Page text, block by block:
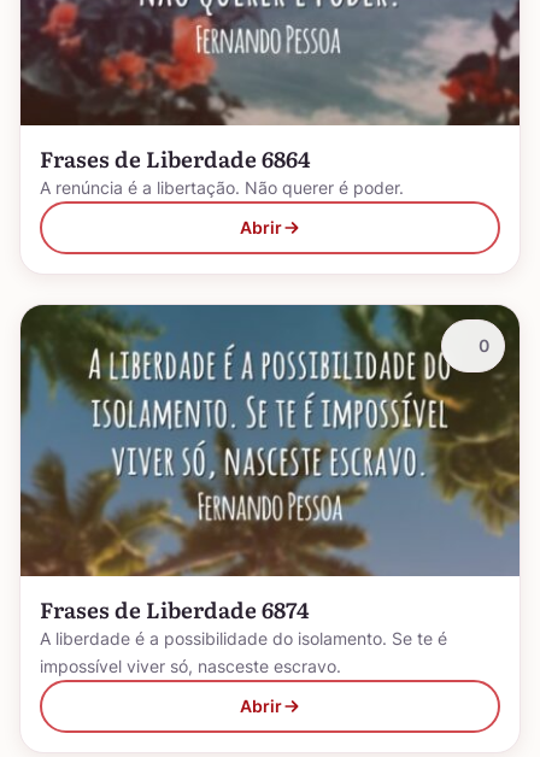
Frases de Liberdade 6864
A renúncia é a libertação. Não querer é poder.
Abrir
Frases de Liberdade 6874
A liberdade é a possibilidade do isolamento. Se te é
impossível viver só, nasceste escravo.
Abrir
0